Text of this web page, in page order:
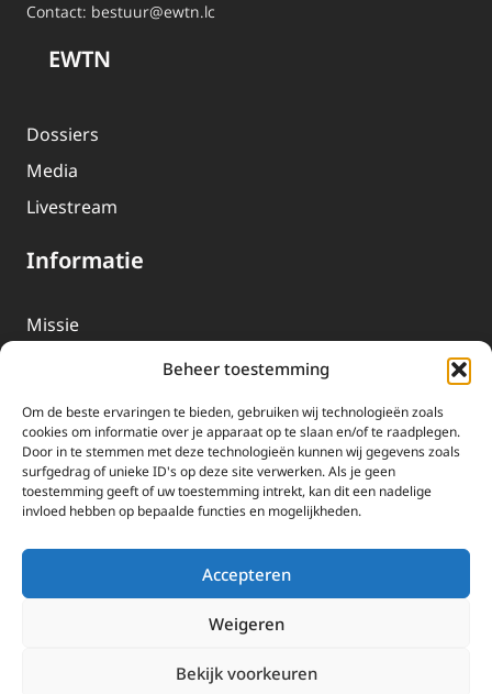
Beheer toestemming
Om de beste ervaringen te bieden, gebruiken wij technologieën zoals
cookies om informatie over je apparaat op te slaan en/of te raadplegen.
Door in te stemmen met deze technologieën kunnen wij gegevens zoals
surfgedrag of unieke ID's op deze site verwerken. Als je geen
toestemming geeft of uw toestemming intrekt, kan dit een nadelige
invloed hebben op bepaalde functies en mogelijkheden.
Accepteren
Weigeren
Bekijk voorkeuren
Contact: bestuur@ewtn.lc
EWTN
Dossiers
Media
Livestream
Informatie
Missie
EWTN-Team
Organisatiegegevens
Doneren
EWTN wordt uitsluitend gefinancierd door uw donaties.
Wij ontvangen bewust geen advertentie-inkomsten of